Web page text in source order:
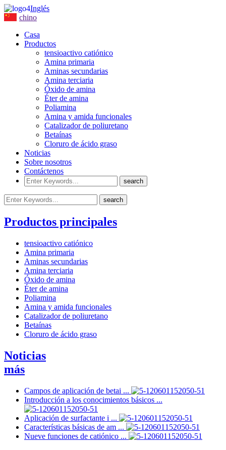
Inglés
chino
Casa
Productos
tensioactivo catiónico
Amina primaria
Aminas secundarias
Amina terciaria
Óxido de amina
Éter de amina
Poliamina
Amina y amida funcionales
Catalizador de poliuretano
Betaínas
Cloruro de ácido graso
Noticias
Sobre nosotros
Contáctenos
Productos principales
tensioactivo catiónico
Amina primaria
Aminas secundarias
Amina terciaria
Óxido de amina
Éter de amina
Poliamina
Amina y amida funcionales
Catalizador de poliuretano
Betaínas
Cloruro de ácido graso
Noticias
más
Campos de aplicación de betai ...
Introducción a los conocimientos básicos ...
Aplicación de surfactante i ...
Características básicas de am ...
Nueve funciones de catiónico ...